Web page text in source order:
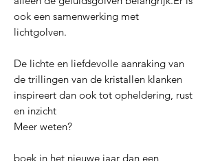
ook een samenwerking met
lichtgolven.
De lichte en liefdevolle aanraking van
de trillingen van de kristallen klanken
inspireert dan ook tot opheldering, rust
en inzicht
Meer weten?
boek in het nieuwe jaar dan een